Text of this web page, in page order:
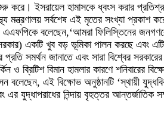
ইসরায়েল হামাসকে ধ্বংস করার
সর্বশেষ এই মৃতের সংখ্যা প্রকাশ
এএফপিকে বলেছেন,‘আমরা ফিলিস্তিনের
একটি খুব বড় ভূমিকা পালন করছে
সমর্থন জানাতে এবং সারা বিশ্বের
ব্রিটিশ বিমান হামলার কারণে শনিবারের
এই বিক্ষোভ অনুষ্ঠানটি ‘স্থায়ী
যুদ্ধাপরাধের নিন্দায় বৃহত্তর আন্তর্জাতিক